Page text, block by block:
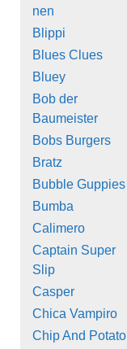
nen
Blippi
Blues Clues
Bluey
Bob der
Baumeister
Bobs Burgers
Bratz
Bubble Guppies
Bumba
Calimero
Captain Super
Slip
Casper
Chica Vampiro
Chip And Potato